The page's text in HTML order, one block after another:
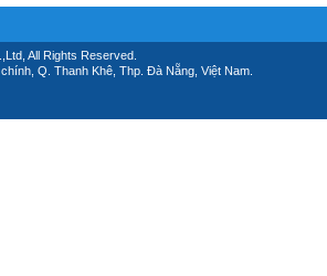
All Rights Reserved.
Q. Thanh Khê, Thp. Đà Nẵng, Việt Nam.